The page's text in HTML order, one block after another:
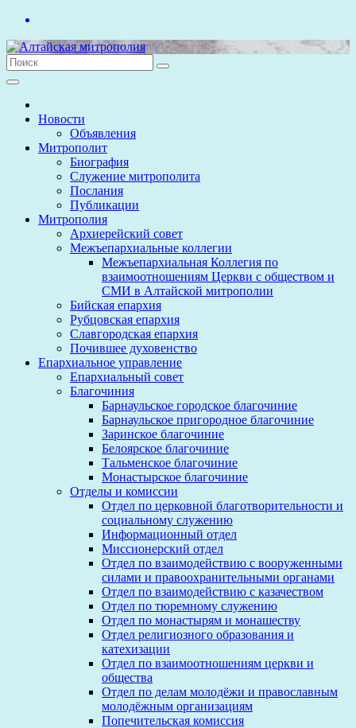
Перейти
содержимому
Новости
Объявления
Митрополит
Биография
Служение митрополита
Послания
Публикации
Митрополия
Архиерейский совет
Межъепархиальные коллегии
Межъепархиальная Коллегия по
взаимоотношениям Церкви с обществом и
СМИ в Алтайской митрополии
Бийская епархия
Рубцовская епархия
Славгородская епархия
Почившее духовенство
Епархиальное управление
Епархиальный совет
Благочиния
Барнаульское городское благочиние
Барнаульское пригородное благочиние
Заринское благочиние
Белоярское благочиние
Тальменское благочиние
Монастырское благочиние
Отделы и комиссии
Отдел по церковной благотворительности и
социальному служению
Информационный отдел
Миссионерский отдел
Отдел по взаимодействию с вооруженными
силами и правоохранительными органами
Отдел по взаимодействию с казачеством
Отдел по тюремному служению
Отдел по монастырям и монашеству
Отдел религиозного образования и
катехизации
Отдел по взаимоотношениям церкви и
общества
Отдел по делам молодёжи и православным
молодёжным организациям
Попечительская комиссия